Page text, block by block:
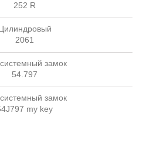
252 R
2061
замок
54.797
замок
my key